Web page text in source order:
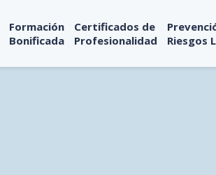
Formación
Bonificada
Certificados de
Profesionalidad
Riesgos